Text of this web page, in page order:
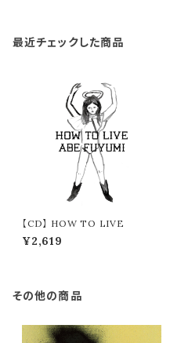
最近チェックした商品
【CD】 HOW TO LIVE
¥2,619
その他の商品